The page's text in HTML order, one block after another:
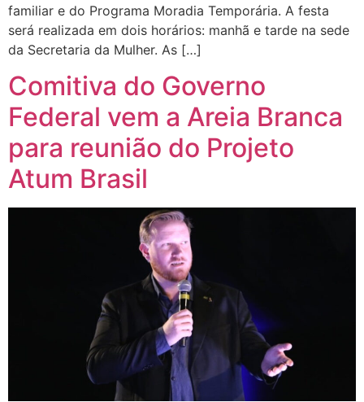
familiar e do Programa Moradia Temporária. A festa
será realizada em dois horários: manhã e tarde na sede
da Secretaria da Mulher. As […]
Comitiva do Governo
Federal vem a Areia Branca
para reunião do Projeto
Atum Brasil